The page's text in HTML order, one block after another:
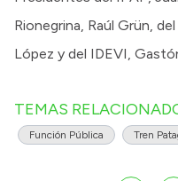
Rionegrina, Raúl Grün,
López y del IDEVI,
TEMAS
Función Pública Tren